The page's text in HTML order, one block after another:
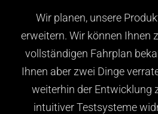
Wir planen, unsere
erweitern. Wir können Ihnen
vollständigen Fahrplan
Ihnen aber zwei Dinge
weiterhin der Entwicklung
intuitiver Testsysteme